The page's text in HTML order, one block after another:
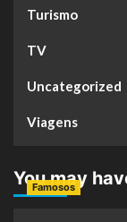
Turismo
TV
Uncategorized
Viagens
You may
Famosos